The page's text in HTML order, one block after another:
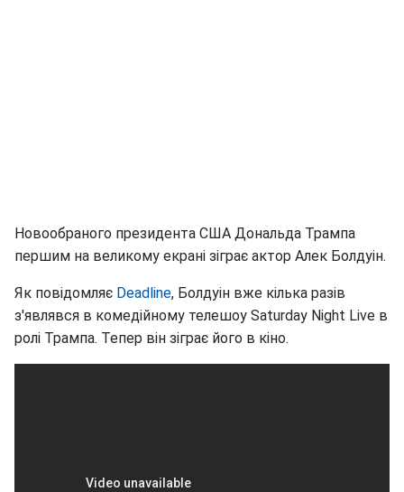
Новообраного президента США Дональда Трампа
першим на великому екрані зіграє актор Алек Болдуін.
Як повідомляє Deadline, Болдуін вже кілька разів
з'являвся в комедійному телешоу Saturday Night Live в
ролі Трампа. Тепер він зіграє його в кіно.